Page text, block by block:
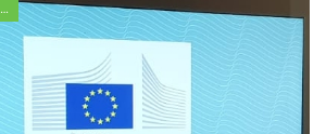
RÉGIÓK BIZOTTSÁGA HÍREK